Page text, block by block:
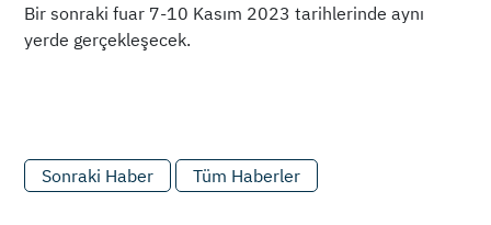
Bir sonraki fuar 7-10 Kasım 2023 tarihlerinde aynı
yerde gerçekleşecek.
Sonraki Haber Tüm Haberler